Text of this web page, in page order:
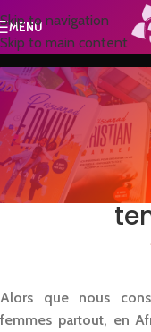
Skip to navigation
Skip to main content
MENU
Voici
femmes
Alors que nous
femmes partout, en